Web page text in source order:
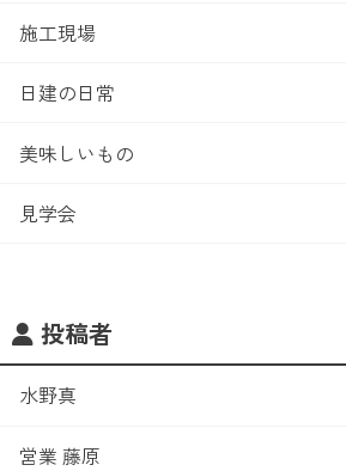
施工現場
日建の日常
美味しいもの
見学会
投稿者
水野真
営業 藤原